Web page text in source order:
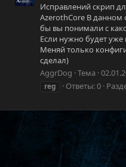
Исправлений скрип
AzerothCore В данном
бы вы понимали с
Если нужно будет уже
Меняй только
сделал)
AggrDog Тема
reg
Ответы: 0